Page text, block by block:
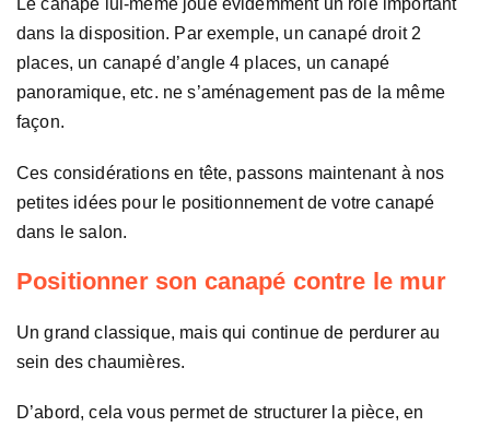
Le canapé lui-même joue évidemment un rôle important
dans la disposition. Par exemple, un canapé droit 2
places, un canapé d’angle 4 places, un canapé
panoramique, etc. ne s’aménagement pas de la même
façon.
Ces considérations en tête, passons maintenant à nos
petites idées pour le positionnement de votre canapé
dans le salon.
Positionner son canapé contre le mur
Un grand classique, mais qui continue de perdurer au
sein des chaumières.
D’abord, cela vous permet de structurer la pièce, en